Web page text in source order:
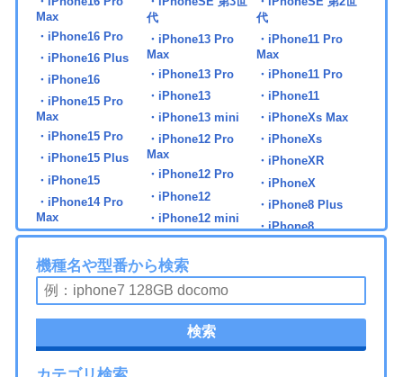
Max
・iPhone16 Pro
・iPhone16 Plus
・iPhone16
・iPhone15 Pro
Max
・iPhone15 Pro
・iPhone15 Plus
・iPhone15
・iPhone14 Pro
Max
・iPhone14 Pro
・iPhone14 Plus
・iPhone14
代
・iPhone13 Pro
Max
・iPhone13 Pro
・iPhone13
・iPhone13 mini
・iPhone12 Pro
Max
・iPhone12 Pro
・iPhone12
・iPhone12 mini
代
・iPhone11 Pro
Max
・iPhone11 Pro
・iPhone11
・iPhoneXs Max
・iPhoneXs
・iPhoneXR
・iPhoneX
・iPhone8 Plus
・iPhone8
・iPad 第5世代
・iPad mini6
・iPad Air2
・iPad Pro 11 第2世
機種名や型番から検索
検索